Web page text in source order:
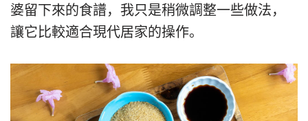
婆留下來的食譜，我只是稍微調整一些做法，
讓它比較適合現代居家的操作。